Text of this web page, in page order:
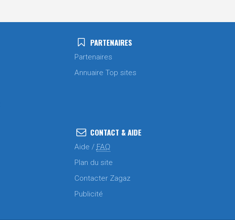
PARTENAIRES
Partenaires
Annuaire Top sites
CONTACT & AIDE
Aide / FAQ
Plan du site
Contacter Zagaz
Publicité